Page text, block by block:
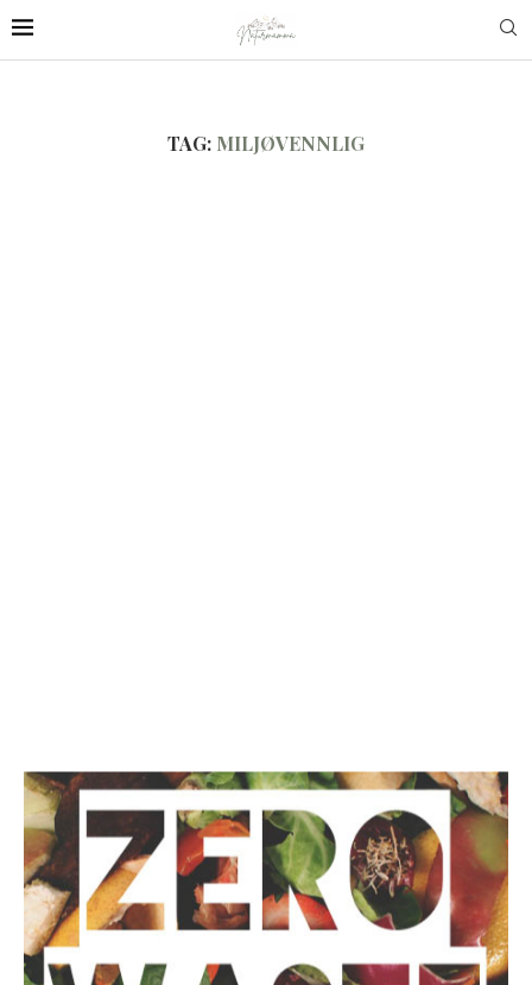
TAG: MILJØVENNLIG